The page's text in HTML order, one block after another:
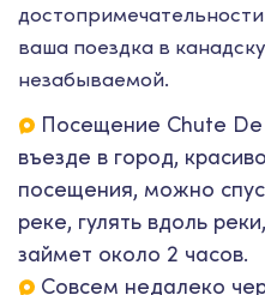
ваша поездка в
незабываемой.
Посещение Chute
въезде в город,
посещения, можно
реке, гулять вдоль
займет около 2 часов.
Совсем недалеко